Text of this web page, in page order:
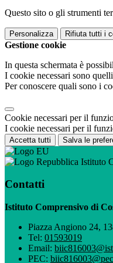
Questo sito o gli strumenti
Personalizza Rifiuta tutti i
Gestione cookie
In questa schermata è
I cookie necessari sono
Per conoscere quali sono i
Cookie necessari per il
I cookie necessari per il
Accetta tutti Salva le
Istituto
Contatti
Istituto Comprensivo di
Piazza Angiono 24,
Tel: 01593019
Email:
PEC: